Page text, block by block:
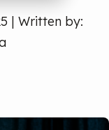
| Written by: